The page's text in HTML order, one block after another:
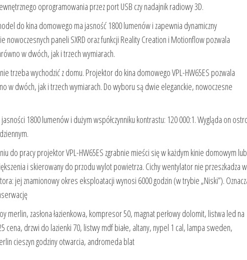
oprogramowania przez port USB czy nadajnik radiowy 3D.
do kina domowego ma jasność 1800 lumenów i zapewnia dynamiczny
nowoczesnych paneli SXRD oraz funkcji Reality Creation i Motionflow pozwala
w dwóch, jak i trzech wymiarach.
trzeba wychodzić z domu. Projektor do kina domowego VPL-HW65ES pozwala
w dwóch, jak i trzech wymiarach. Do wyboru są dwie eleganckie, nowoczesne
1800 lumenów i dużym współczynniku kontrastu: 120 000:1. Wygląda on
do pracy projektor VPL-HW65ES zgrabnie mieści się w każdym kinie domowym lub
i skierowany do przodu wylot powietrza. Cichy wentylator nie przeszkadza w
jej znamionowy okres eksploatacji wynosi 6000 godzin (w trybie „Niski”).
merlin, zasłona łazienkowa, kompresor 50, magnat perłowy dolomit, listwa led na
cena, drzwi do lazienki 70, listwy mdf białe, altany, nypel 1 cal, lampa sweden,
cieszyn godziny otwarcia, andromeda blat